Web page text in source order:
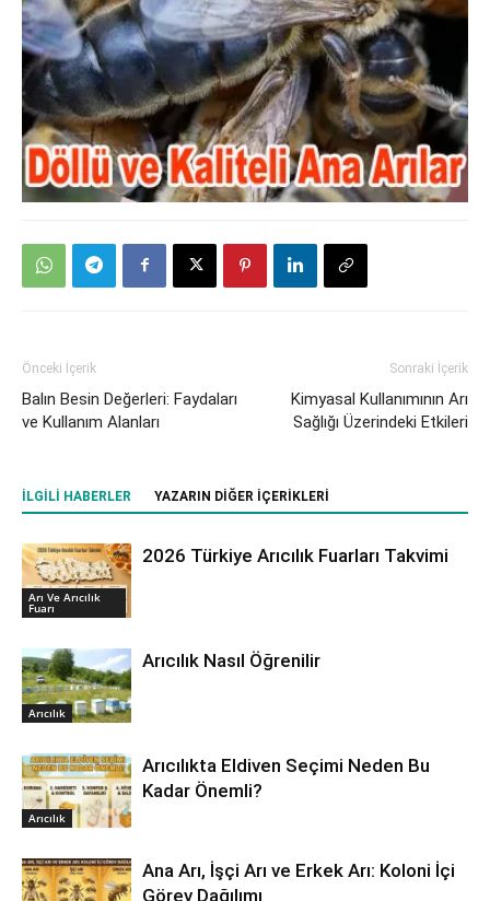
Önceki İçerik
Balın Besin Değerleri: Faydaları
ve Kullanım Alanları
Sonraki İçerik
Kimyasal Kullanımının Arı
Sağlığı Üzerindeki Etkileri
İLGILI HABERLER YAZARIN DIĞER İÇERIKLERI
Arı Ve Arıcılık
Fuarı
2026 Türkiye Arıcılık Fuarları Takvimi
Arıcılık
Arıcılık Nasıl Öğrenilir
Arıcılık
Arıcılıkta Eldiven Seçimi Neden Bu
Kadar Önemli?
Ana Arı, İşçi Arı ve Erkek Arı: Koloni İçi
Görev Dağılımı